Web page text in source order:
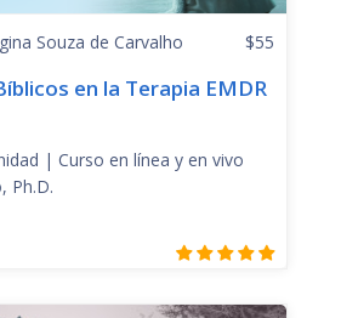
Souza de Carvalho $55
en la Terapia EMDR
| Curso en línea y en vivo
Ph.D.